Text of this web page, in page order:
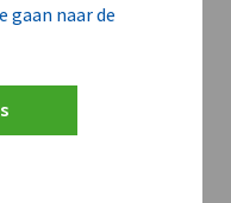
gaan naar de
bedrijven en